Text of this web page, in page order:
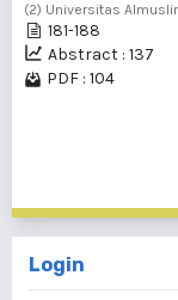
(2) Universitas
181-188
Abstract : 137
PDF : 104
Login